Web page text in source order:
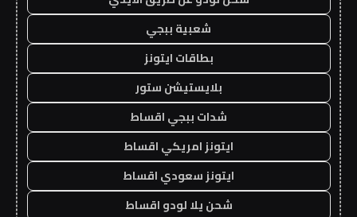
شعبية ببجي
بطاقات ايتونز
بلايستيشن ستور
شدات ببجي اقساط
ايتونز امريكي اقساط
ايتونز سعودي اقساط
شحن يلا لودو اقساط